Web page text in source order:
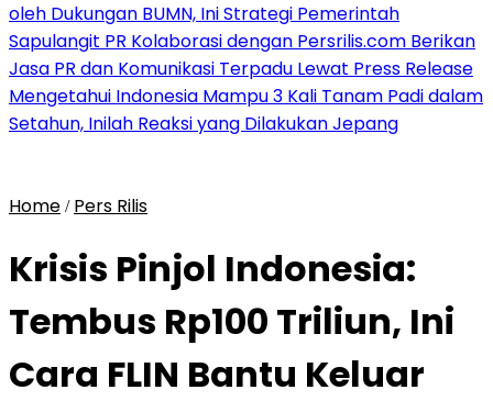
oleh Dukungan BUMN, Ini Strategi Pemerintah
Sapulangit PR Kolaborasi dengan Persrilis.com Berikan
Jasa PR dan Komunikasi Terpadu Lewat Press Release
Mengetahui Indonesia Mampu 3 Kali Tanam Padi dalam
Setahun, Inilah Reaksi yang Dilakukan Jepang
Home / Pers Rilis
Krisis Pinjol Indonesia:
Tembus Rp100 Triliun, Ini
Cara FLIN Bantu Keluar